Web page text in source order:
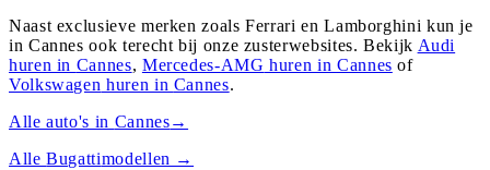
Naast exclusieve merken zoals Ferrari en Lamborghini kun je
in Cannes ook terecht bij onze zusterwebsites. Bekijk Audi
huren in Cannes, Mercedes-AMG huren in Cannes of
Volkswagen huren in Cannes.
Alle auto's in Cannes→
AlleBugattimodellen →